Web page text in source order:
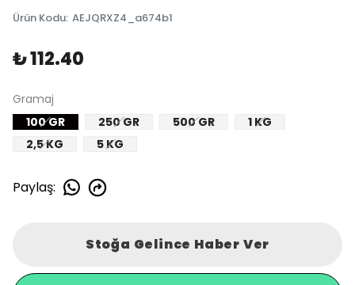
Ürün Kodu: AEJQRXZ4_a674b1
₺ 112.40
Gramaj
100 GR
250 GR 500 GR
1 KG
2,5 KG
5 KG
Paylaş:
Stoğa Gelince Haber Ver